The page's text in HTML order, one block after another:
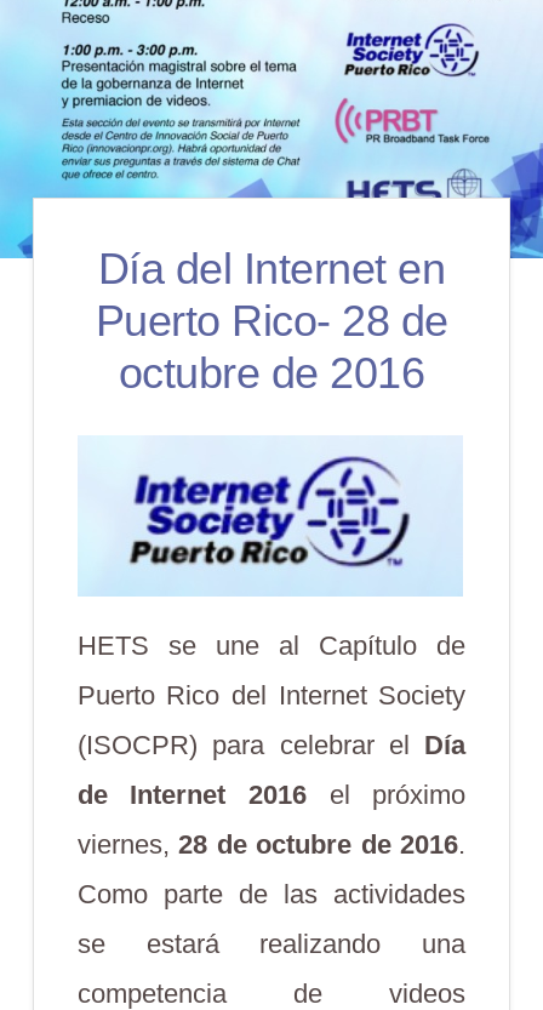
Día del Internet en
Puerto Rico- 28 de
octubre de 2016
HETS se une al Capítulo de
Puerto Rico del Internet Society
(ISOCPR) para celebrar el Día
de Internet 2016 el próximo
viernes,28 de octubre de 2016.
Como parte de las actividades
se estará realizando una
competencia de videos